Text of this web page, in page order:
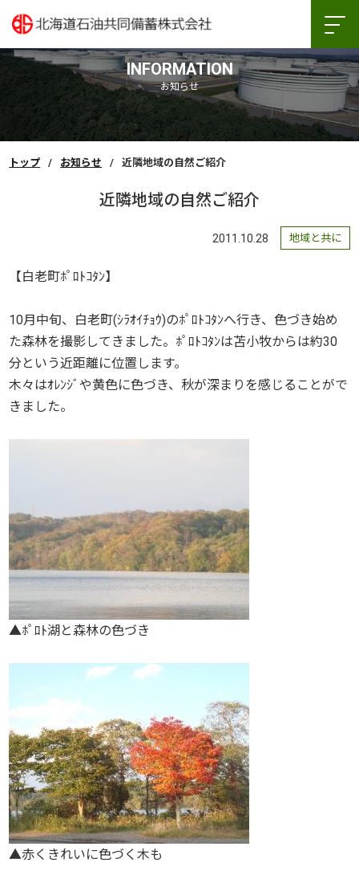
INFORMATION
お知らせ
トップ お知らせ 近隣地域の自然ご紹介
近隣地域の自然ご紹介
2011.10.28 地域と共に
【白老町ﾎﾟﾛﾄｺﾀﾝ】
10月中旬、白老町(ｼﾗｵｲﾁｮｳ)のﾎﾟﾛﾄｺﾀﾝへ行き、色づき始め
た森林を撮影してきました。ﾎﾟﾛﾄｺﾀﾝは苫小牧からは約30
分という近距離に位置します。
木々はｵﾚﾝｼﾞや黄色に色づき、秋が深まりを感じることがで
きました。
▲ﾎﾟﾛﾄ湖と森林の色づき
▲赤くきれいに色づく木も